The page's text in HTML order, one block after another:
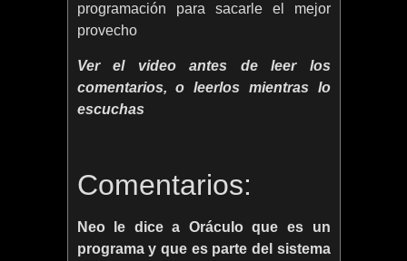
programación para sacarle el mejor
provecho
Ver el video antes de leer los
comentarios, o leerlos mientras lo
escuchas
Comentarios:
Neo le dice a Oráculo que es un
programa y que es parte del sistema